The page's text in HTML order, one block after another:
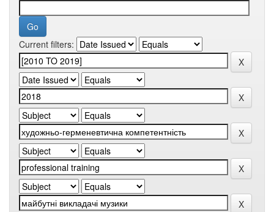
Current filters: